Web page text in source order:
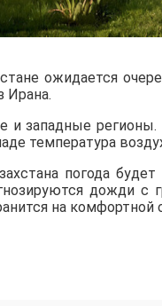
ожидается
Ирана.
и западные
температура
погода
дожди
на комфортной